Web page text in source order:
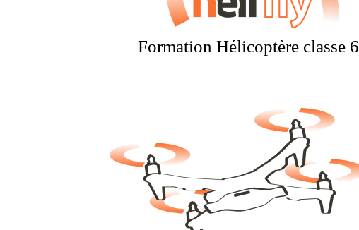
Formation Hélicoptère classe 6